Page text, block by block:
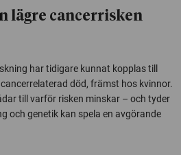
lägre cancerrisken
har tidigare kunnat kopplas till
död, främst hos kvinnor.
till varför risken minskar – och tyder
och genetik kan spela en avgörande